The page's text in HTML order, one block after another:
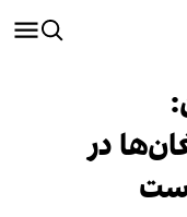
در